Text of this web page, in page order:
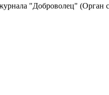
"Доброволец"